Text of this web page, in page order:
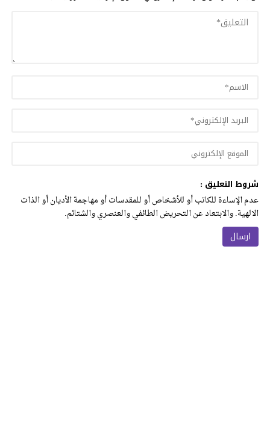
شروط التعليق :
عدم الإساءة للكاتب أو للأشخاص أو للمقدسات أو مهاجمة الأديان أو الذات
الالهية. والابتعاد عن التحريض الطائفي والعنصري والشتائم.